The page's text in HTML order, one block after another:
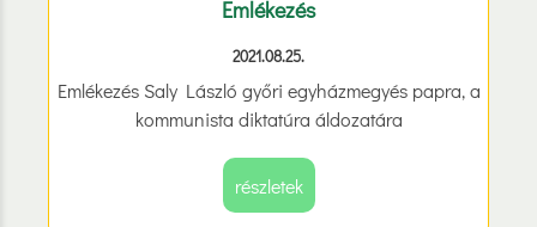
Emlékezés
2021.08.25.
Emlékezés Saly László győri egyházmegyés papra, a
kommunista diktatúra áldozatára
részletek